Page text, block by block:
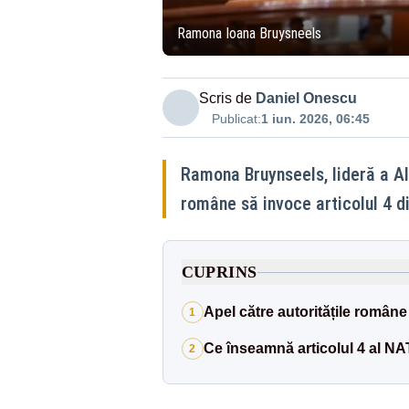
Ramona Ioana Bruysneels
Scris de Daniel Onescu
Publicat:1 iun. 2026, 06:45
Ramona Bruynseels, lideră a
române să invoce articolul 4
CUPRINS
1 Apel către autoritățile române
2 Ce înseamnă articolul 4 al